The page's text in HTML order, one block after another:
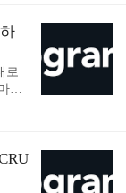
로
음
정
덱